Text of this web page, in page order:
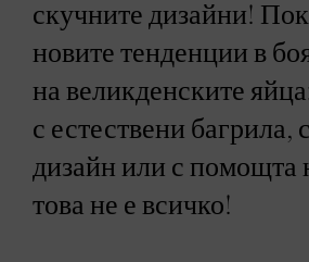
скучните дизайни!
новите тенденции в
на великденските
с естествени багрила,
дизайн или с помощта
това не е всичко!